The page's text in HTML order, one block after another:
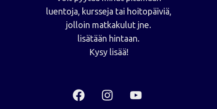
luentoja, kursseja tai hoitopäiviä,
jolloin matkakulut jne.
lisätään hintaan.
Kysy lisää!